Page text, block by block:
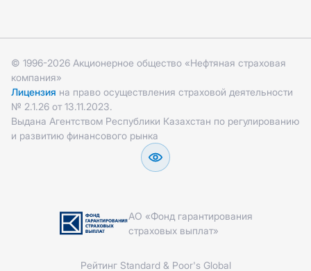
© 1996-2026 Акционерное общество «Нефтяная страховая
компания»
Лицензия на право осуществления страховой деятельности
№ 2.1.26 от 13.11.2023.
Выдана Агентством Республики Казахстан по регулированию
и развитию финансового рынка
АО «Фонд гарантирования
страховых выплат»
Рейтинг Standard & Poor's Global